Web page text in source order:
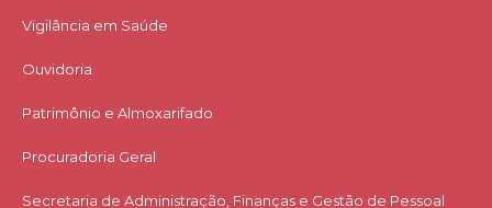
Vigilância em Saúde
Ouvidoria
Patrimônio e Almoxarifado
Procuradoria Geral
Secretaria de Administração, Finanças e Gestão de Pessoal